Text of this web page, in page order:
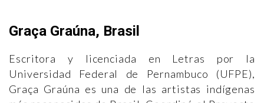
Graça Graúna, Brasil
Escritora y licenciada en Letras por la
Universidad Federal de Pernambuco (UFPE),
Graça Graúna es una de las artistas indígenas